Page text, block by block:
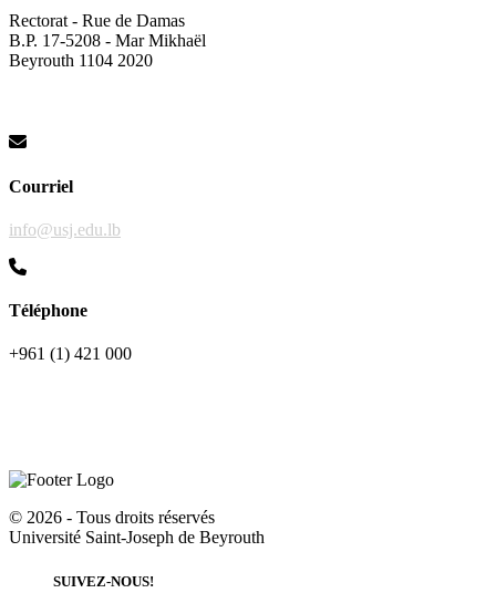
Rectorat - Rue de Damas
B.P. 17-5208 - Mar Mikhaël
Beyrouth 1104 2020
Courriel
info@usj.edu.lb
Téléphone
+961 (1) 421 000
© 2026 - Tous droits réservés
Université Saint-Joseph de Beyrouth
SUIVEZ-NOUS!